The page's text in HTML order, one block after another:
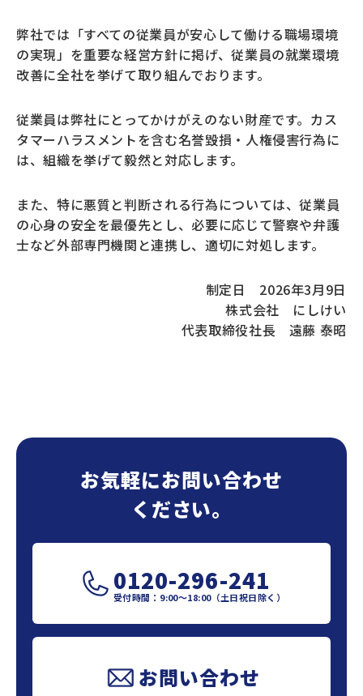
弊社では「すべての従業員が安心して働ける職場環境
の実現」を重要な経営方針に掲げ、従業員の就業環境
改善に全社を挙げて取り組んでおります。
従業員は弊社にとってかけがえのない財産です。カス
タマーハラスメントを含む名誉毀損・人権侵害行為に
は、組織を挙げて毅然と対応します。
また、特に悪質と判断される行為については、従業員
の心身の安全を最優先とし、必要に応じて警察や弁護
士など外部専門機関と連携し、適切に対処します。
制定日 2026年3月9日
株式会社 にしけい
代表取締役社長 遠藤 泰昭
お気軽にお問い合わせ
ください。
0120-296-241
受付時間：9:00～18:00（土日祝日除く）
お問い合わせ